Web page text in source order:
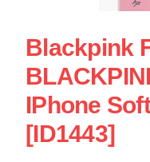
Blackpink
IPhone
[ID1443]